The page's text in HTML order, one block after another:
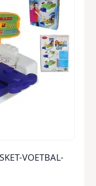
VOETBAL-